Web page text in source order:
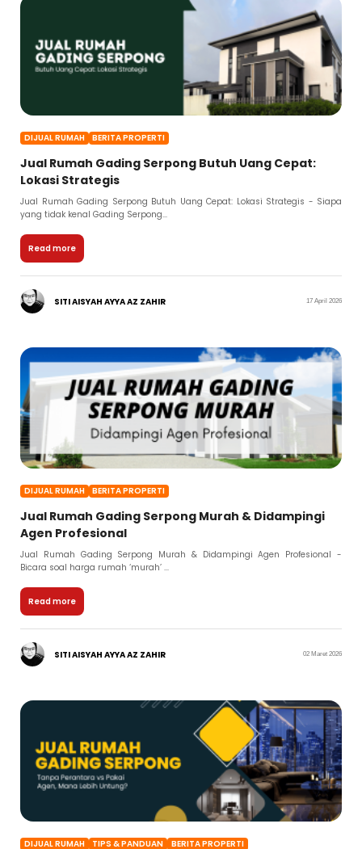
DIJUAL RUMAH BERITA PROPERTI
Jual Rumah Gading Serpong Butuh Uang Cepat:
Lokasi Strategis
Jual Rumah Gading Serpong Butuh Uang Cepat: Lokasi Strategis - Siapa
yang tidak kenal Gading Serpong...
Read more
SITI AISYAH AYYA AZ ZAHIR 17 April 2026
DIJUAL RUMAH BERITA PROPERTI
Jual Rumah Gading Serpong Murah & Didampingi
Agen Profesional
Jual Rumah Gading Serpong Murah & Didampingi Agen Profesional -
Bicara soal harga rumah ‘murah’ ...
Read more
SITI AISYAH AYYA AZ ZAHIR 02 Maret 2026
DIJUAL RUMAH TIPS & PANDUAN BERITA PROPERTI